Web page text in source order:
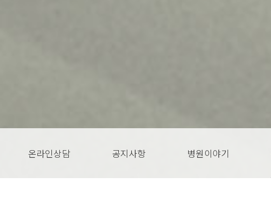
온라인상담 공지사항 병원이야기